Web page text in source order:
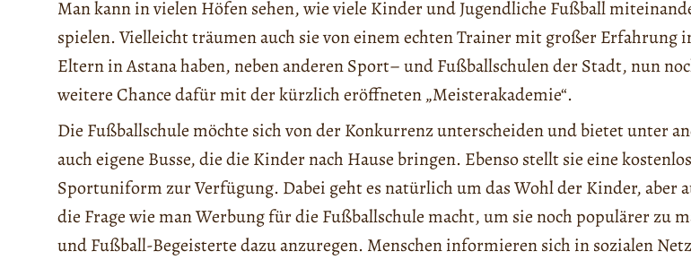
Man kann in vielen Höfen sehen, wie viele Kinder und Jugendliche Fußball
spielen. Vielleicht träumen auch sie von einem echten Trainer mit großer Erfahrung
Eltern in Astana haben, neben anderen Sport– und Fußballschulen der Stadt, nun
weitere Chance dafür mit der kürzlich eröffneten „Meisterakademie“.
Die Fußballschule möchte sich von der Konkurrenz unterscheiden und bietet unter
auch eigene Busse, die die Kinder nach Hause bringen. Ebenso stellt sie eine
Sportuniform zur Verfügung. Dabei geht es natürlich um das Wohl der Kinder, aber
die Frage wie man Werbung für die Fußballschule macht, um sie noch populärer zu
und Fußball-Begeisterte dazu anzuregen. Menschen informieren sich in sozialen